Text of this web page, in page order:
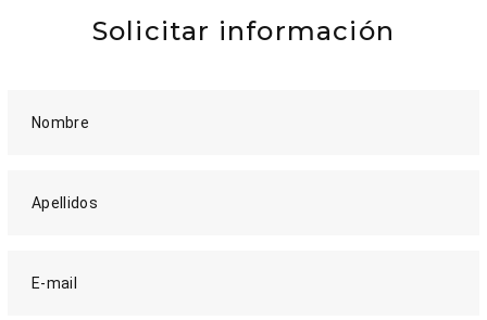
Solicitar información
Nombre
Apellidos
E-mail